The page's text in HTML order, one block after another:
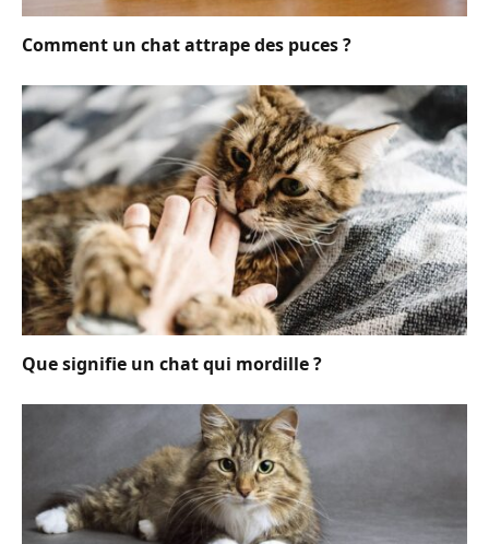
Comment un chat attrape des puces ?
Que signifie un chat qui mordille ?